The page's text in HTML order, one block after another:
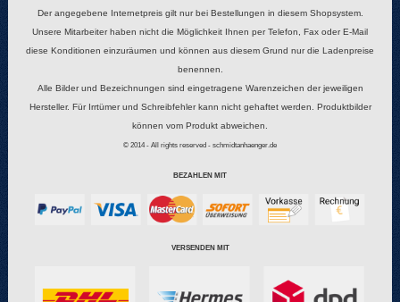
Der angegebene Internetpreis gilt nur bei Bestellungen in diesem Shopsystem.
Unsere Mitarbeiter haben nicht die Möglichkeit Ihnen per Telefon, Fax oder E-Mail
diese Konditionen einzuräumen und können aus diesem Grund nur die Ladenpreise
benennen.
Alle Bilder und Bezeichnungen sind eingetragene Warenzeichen der jeweiligen
Hersteller. Für Irrtümer und Schreibfehler kann nicht gehaftet werden. Produktbilder
können vom Produkt abweichen.
© 2014 - All rights reserved - schmidtanhaenger.de
BEZAHLEN MIT
VERSENDEN MIT